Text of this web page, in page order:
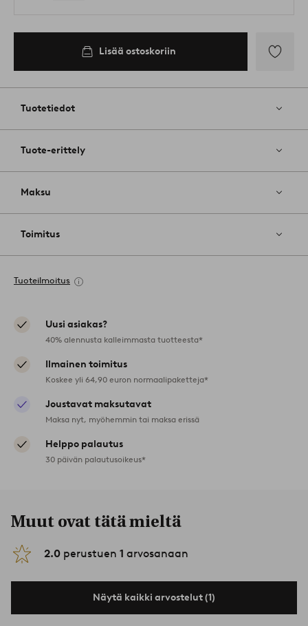
Lisää ostoskoriin
Tuotetiedot
Tuote-erittely
Maksu
Toimitus
Tuoteilmoitus
Uusi asiakas?
40% alennusta kalleimmasta tuotteesta*
Ilmainen toimitus
Koskee yli 64,90 euron normaalipaketteja*
Joustavat maksutavat
Maksa nyt, myöhemmin tai maksa erissä
Helppo palautus
30 päivän palautusoikeus*
Muut ovat tätä mieltä
2.0 perustuen 1 arvosanaan
Näytä kaikki arvostelut (1)